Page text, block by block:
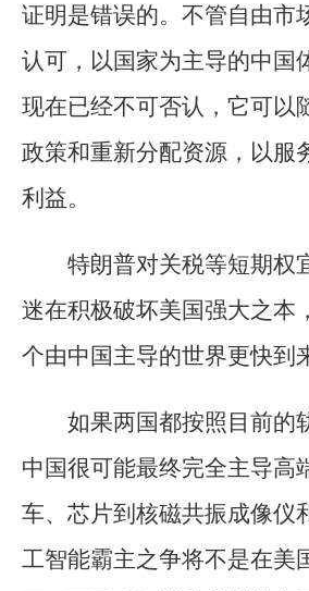
证明是错误的。不管自由市
认可，以国家为主导的中国
现在已经不可否认，它可以
政策和重新分配资源，以服
利益。
特朗普对关税等短期权
迷在积极破坏美国强大之本
个由中国主导的世界更快到
如果两国都按照目前的
中国很可能最终完全主导高
车、芯片到核磁共振成像仪
工智能霸主之争将不是在美